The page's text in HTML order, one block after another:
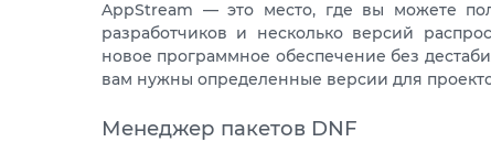
AppStream — это место, где вы можете
разработчиков и несколько версий
новое программное обеспечение без
вам нужны определенные версии для
Менеджер пакетов DNF